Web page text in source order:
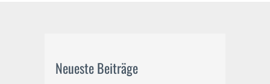
Neueste Beiträge